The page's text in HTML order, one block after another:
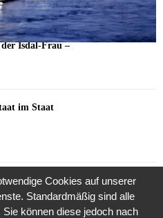
Isdal-Frau –
im Staat
Cookies auf unserer
Standardmäßig sind alle
können diese jedoch nach